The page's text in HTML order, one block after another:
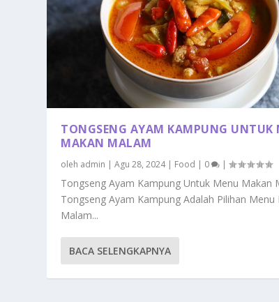
TONGSENG AYAM KAMPUNG UNTUK
MAKAN MALAM
oleh admin |Agu 28, 2024| Food | 0 |
Tongseng Ayam Kampung Untuk Menu Makan
Tongseng Ayam Kampung Adalah Pilihan Menu
Malam...
BACA SELENGKAPNYA